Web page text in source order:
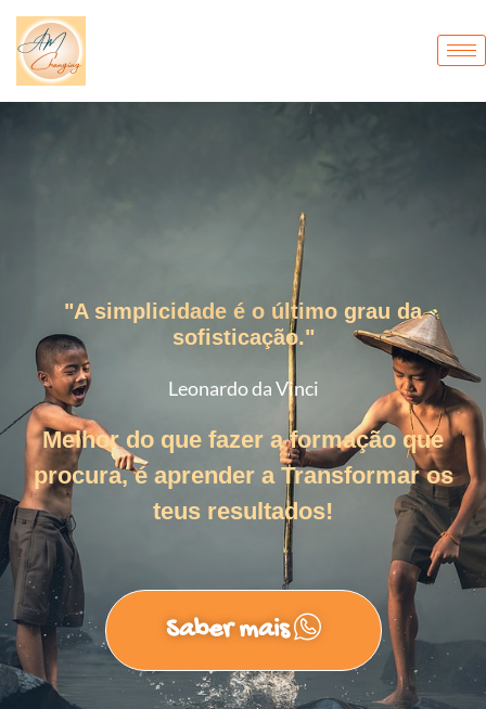
"A simplicidade é o último grau da
sofisticação."
Leonardo da Vinci
Melhor do que fazer a formação que
procura, é aprender a Transformar os
teus resultados!
Saber mais